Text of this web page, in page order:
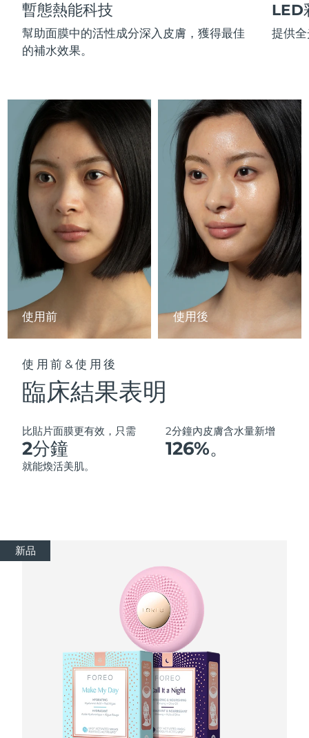
暫態熱能科技
幫助面膜中的活性成分深入皮膚，獲得最佳
的補水效果。
LED
提供
使用前 使用後
使用前&使用後
臨床結果表明
比貼片面膜更有效，只需
2分鐘
就能煥活美肌。
2分鐘內皮膚含水量新增
126%。
新品
LUNA™ 設備
All facial cleansing devices
UFO™ 設備
All deep facial hydration devices
ISSA™ 設備
All silicone sonic toothbrushes
FAQ™ P1 Primer
Manuka honey primer
All FAQ™ skincare
FAQ™產品
All anti-aging treatments
FAQ™ 221
Anti-aging LED hand mask
All FAQ™ skincare
FAQ™產品
All LED treatments
FAQ™護膚品
All FAQ™ skincare
FAQ™產品
All hair treatments
FAQ™ Red Light Serum
FAQ™ skincare
All FAQ™ skincare
FAQ™ products
All toning treatments
PEACH™ 2 Pro Max
Professional IPL hair removal device
PEACH™ 2
IPL hair removal
PEACH™ 2 go
Travel-friendly IPL hair removal
PEACH™ Cooling Prep Gel
Cooling IPL hair removal gel
BEAR™ 2 body
Microcurrent body toning
LUNA™ 4 body
Massaging body brush
SUPERCHARGED™ serum
Firming body serum
痘肌護理
ESPADA™ 2 plus
Recurring acne LED therapy
ESPADA™ 2
Acne treatment device
ESPADA™ Blemish Solution
ESPADA™ 設備
眼部護理
BEAR™ 2 eyes & lips
Microcurrent line smoothing device
IRIS™ 2
Rejuvenating eye massager
眼部護膚
眼部護理設備
毛孔護理
KIWI™ derma
Diamond microdermabrasion .
KIWI™
Blackhead remover
Advanced pore care essentials
護發
LUNA™ 4 hair
2-in-1 LED scalp massager
FLIP™ play advanced
LED light hairbrush
LUNA™ Dual-Peptide Scalp
For healthy hair
牙齒美白
NEW
Dual LED + sonic device & 18% PAP gel
issa™ Teeth Whitening Gel
更多的
護膚品 男士
愛沙尼亞 8/10/26
芬蘭 預計送達日期 8/10/26
法屬玻里尼西亞 預計送達日期 8/14/26
德國 預計送達日期 8/10/26
直布羅陀 預計送達日期8/14/26
希臘 預計送達日期 8/10/26
中國香港特別行政區 預計送達日期 8/11/26
匈牙利 預計送達日期 8/10/26
冰島 預計送達日期
愛爾蘭
曼島
以色列 預計送達日期8/14/26
義大利
哈薩克
預計送達日期
預計送達日期
預計送達日期
預計送達日期
預計送達日期